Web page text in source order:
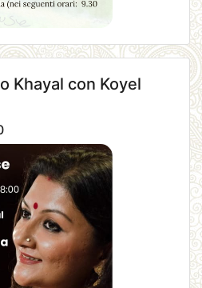
Khayal con Koyel